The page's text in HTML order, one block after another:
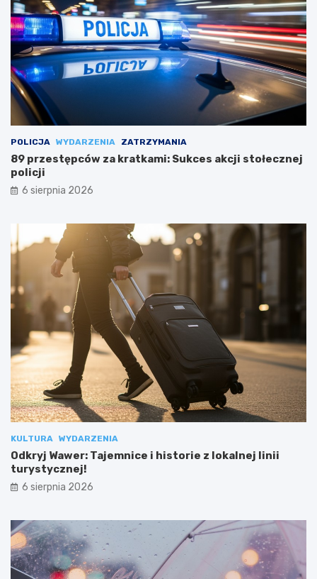
POLICJA WYDARZENIA ZATRZYMANIA
89 przestępców za kratkami: Sukces akcji stołecznej
policji
6 sierpnia 2026
KULTURA WYDARZENIA
Odkryj Wawer: Tajemnice i historie z lokalnej linii
turystycznej!
6 sierpnia 2026